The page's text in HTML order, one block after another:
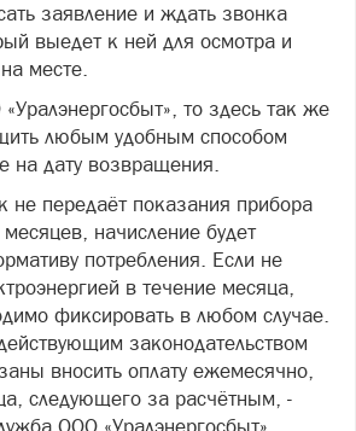
заявление и ждать звонка
выедет к ней для осмотра и
месте.
то здесь так же
любым удобным способом
на дату возвращения.
не передаёт показания прибора
начисление будет
потребления. Если не
в течение месяца,
фиксировать в любом случае.
законодательством
вносить оплату ежемесячно,
следующего за расчётным, -
ООО «Уралэнергосбыт».